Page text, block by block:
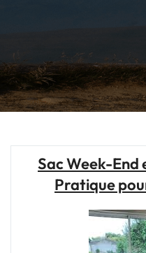
Sac Week-End
Pratique